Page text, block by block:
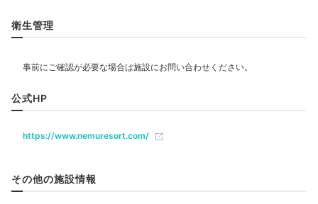
視界に遮るものがない360度の大パノラマが！
の「夕日に染まる浜」で、綺麗な夕焼けを見ました。の
リラクゼーション
飲食
衛生管理
公式HP
https://www.nemuresort.com/
その他の施設情報